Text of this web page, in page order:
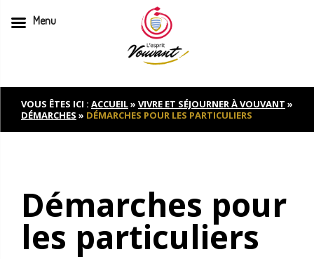
to
contentVOUS ÊTES ICI : ACCUEIL» VIVRE ET SÉJOURNER À VOUVANT »
DÉMARCHES » DÉMARCHES POUR LES PARTICULIERS
Démarches pour
les particuliers
Menu